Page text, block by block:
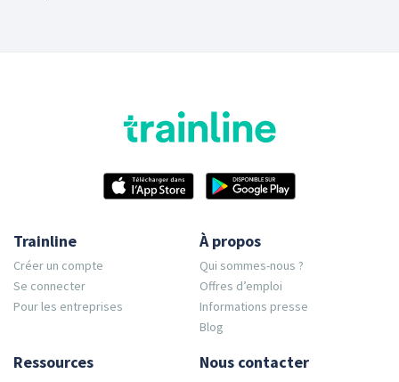
Trainline
Créer un compte
Se connecter
Pour les entreprises
À propos
Qui sommes-nous ?
Offres d’emploi
Informations presse
Blog
Ressources Nous contacter